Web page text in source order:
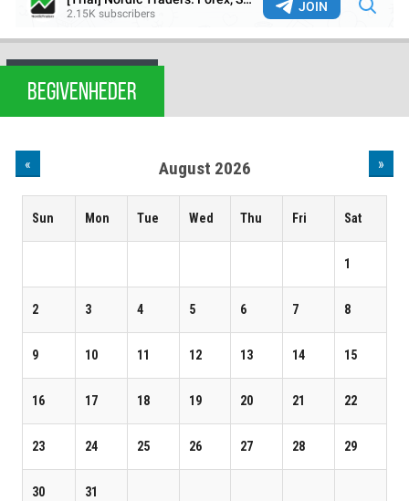
BEGIVENHEDER
« August 2026 »
Sun Mon Tue Wed Thu Fri Sat
1
2 3 4 5 6 7 8
9 10 11 12 13 14 15
16 17 18 19 20 21 22
23 24 25 26 27 28 29
30 31